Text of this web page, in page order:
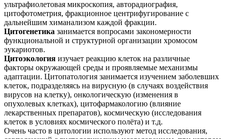
ультрафиолетовая микроскопия, авторадиография,
цитофотометрия, фракционное центрифугирование с
дальнейшим химанализом каждой фракции.
Цитогенетика занимается вопросами закономерности
функциональной и структурной организации хромосом
эукариотов.
Цитоэкология изучает реакцию клеток на различные
факторы окружающей среды и проявляемые механизмы
адаптации. Цитопатология занимается изучением заболевших
клеток, подразделяясь на вирусную (в случаях воздействия
вирусов на клетку), онкологическую (изменения в
опухолевых клетках), цитофармакологию (влияние
лекарственных препаратов), космическую (исследования
клеток в условиях космического полёта) и т.д.
Очень часто в цитологии используют метод исследования,